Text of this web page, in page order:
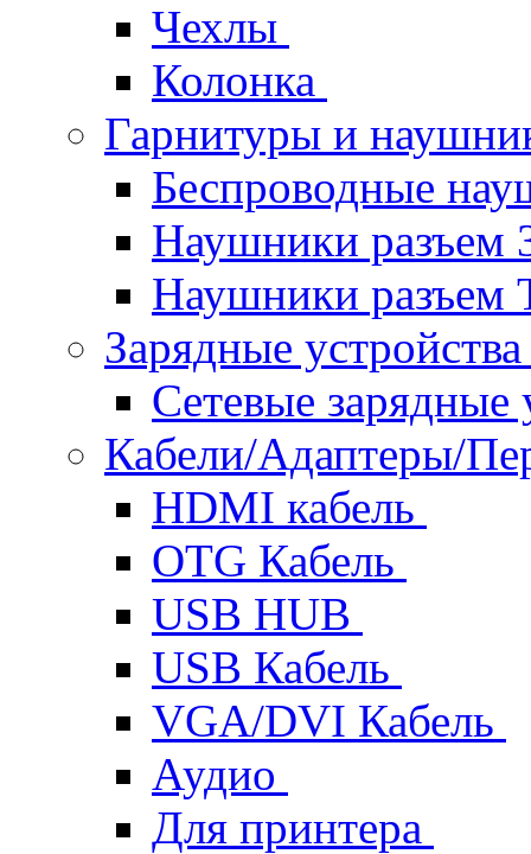
Чехлы
Колонка
Гарнитуры и
Беспроводные
Наушники разъем
Наушники разъем
Зарядные
Сетевые зарядные
Кабели/Адаптеры/
HDMI кабель
OTG Кабель
USB HUB
USB Кабель
VGA/DVI Кабель
Аудио
Для принтера